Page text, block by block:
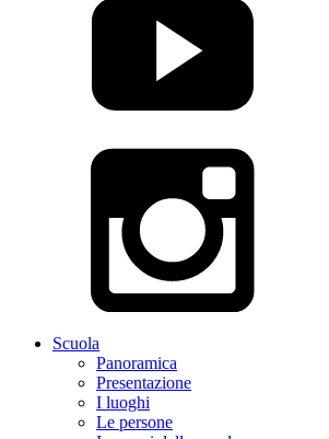
Scuola
Panoramica
Presentazione
I luoghi
Le persone